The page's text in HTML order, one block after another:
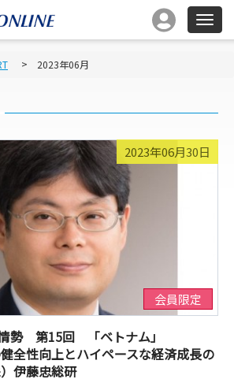
2023年06月
2023年06月30日
会員限定
情勢 第15回 「ベトナム」
全性向上とハイペースな経済成長の
伊藤忠総研